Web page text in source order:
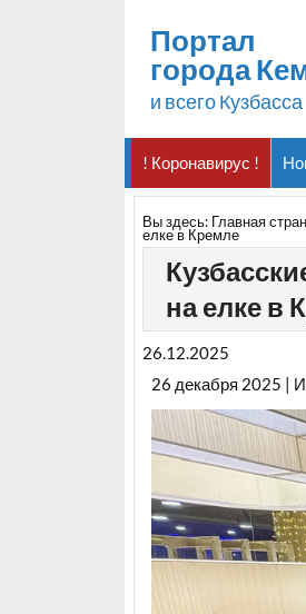
Портал
города
и всего Кузбасса
! Коронавирус !
Вы здесь: Главная
елке в Кремле
на елке в
26.12.2025
26 декабря 2025 |